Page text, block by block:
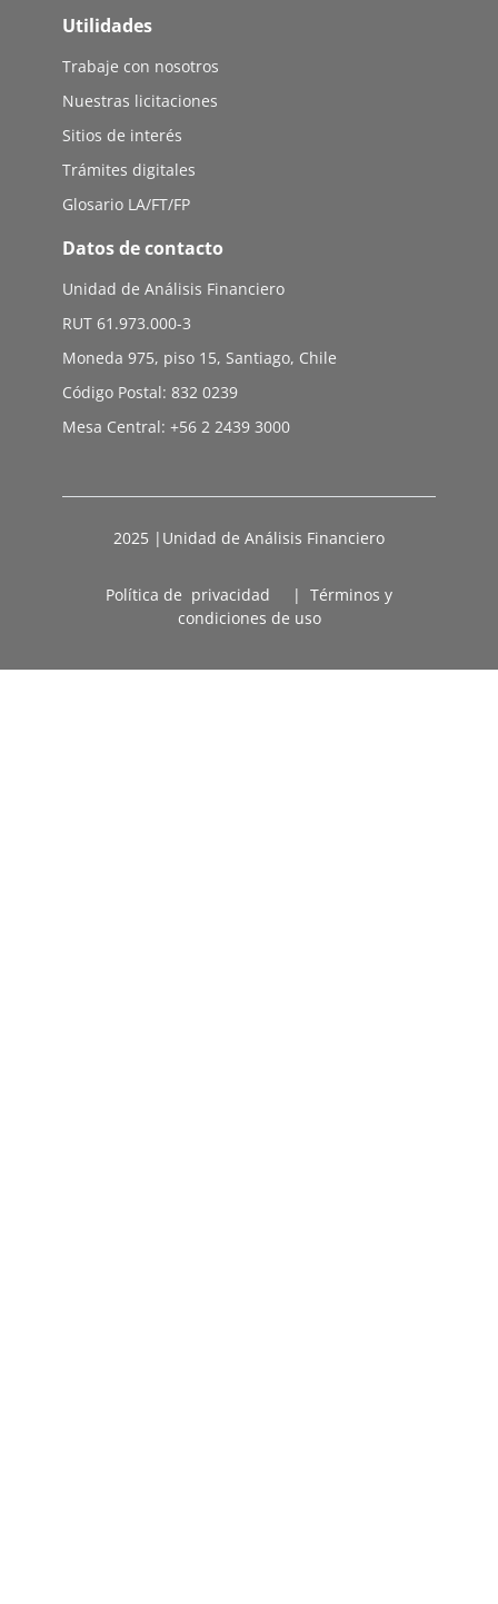
Utilidades
Trabaje con nosotros
Nuestras licitaciones
Sitios de interés
Trámites digitales
Glosario LA/FT/FP
Datos de contacto
Unidad de Análisis Financiero
RUT 61.973.000-3
Moneda 975, piso 15, Santiago, Chile
Código Postal: 832 0239
Mesa Central: +56 2 2439 3000
2025 |Unidad de Análisis Financiero
Política de privacidad | Términos y
condiciones de uso